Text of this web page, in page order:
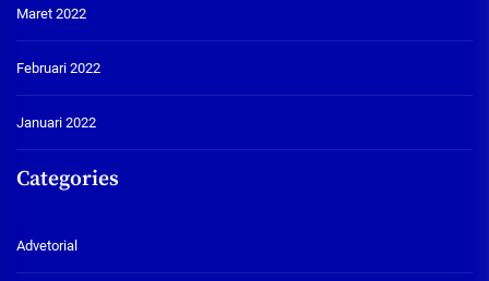
Maret 2022
Februari 2022
Januari 2022
Categories
Advetorial